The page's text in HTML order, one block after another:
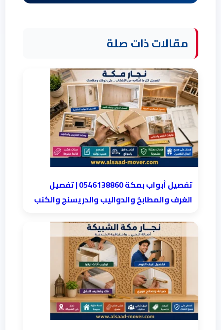
مقالات ذات صلة
تفصيل أبواب بمكة 0546138860 | تفصيل
الغرف والمطابخ والدواليب والدريسنج والكنب